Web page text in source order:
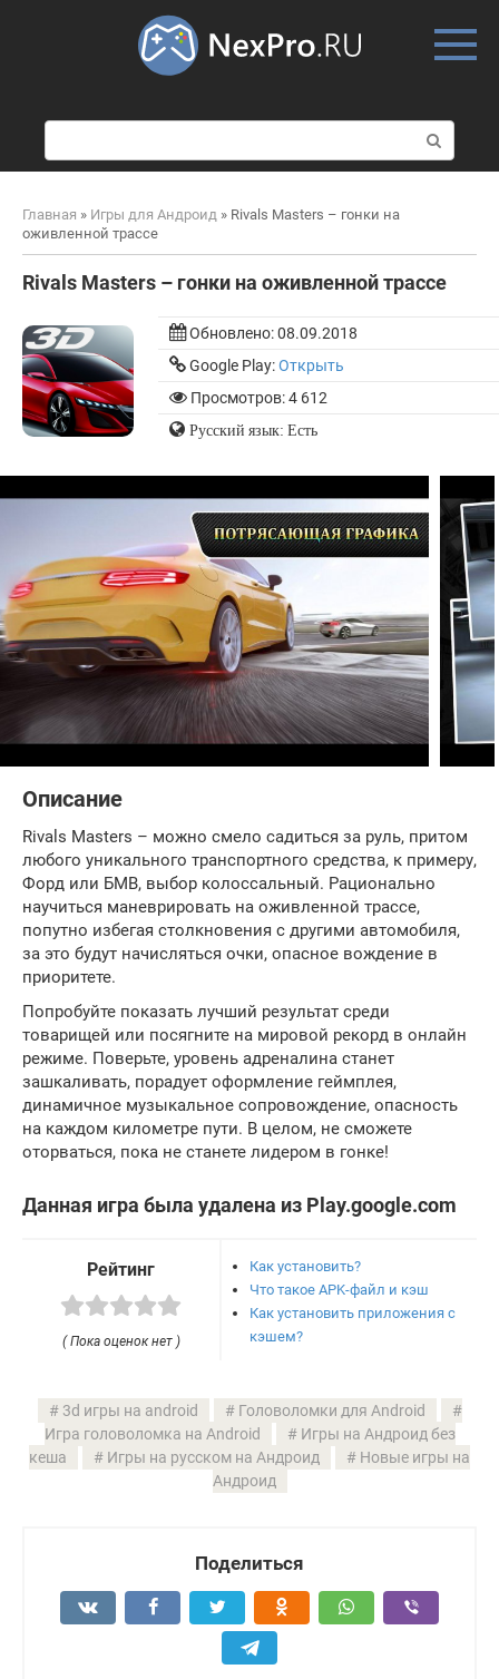
о
и
к
Главная » Игры для Андроид » Rivals Masters – гонки на
оживленной трассе
Rivals Masters – гонки на оживленной трассе
Обновлено:08.09.2018
Google Play:Открыть
Просмотров: 4 612
Русский язык: Есть
Описание
Rivals Masters – можно смело садиться за руль, притом
любого уникального транспортного средства, к примеру,
Форд или БМВ, выбор колоссальный. Рационально
научиться маневрировать на оживленной трассе,
попутно избегая столкновения с другими автомобиля,
за это будут начисляться очки, опасное вождение в
приоритете.
Попробуйте показать лучший результат среди
товарищей или посягните на мировой рекорд в онлайн
режиме. Поверьте, уровень адреналина станет
зашкаливать, порадует оформление геймплея,
динамичное музыкальное сопровождение, опасность
на каждом километре пути. В целом, не сможете
оторваться, пока не станете лидером в гонке!
Данная игра была удалена из Play.google.com
Рейтинг
( Пока оценок нет )
Как установить?
Что такое APK-файл и кэш
Как установить приложения с
кэшем?
3d игры на android
Головоломки для Android
Игра головоломка на Android
Игры на Андроид без
кеша
Игры на русском на Андроид
Новые игры на
Андроид
Поделиться